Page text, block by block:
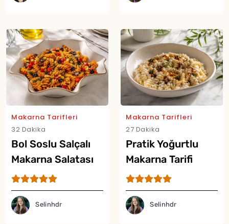
Makarna Tarifleri
32 Dakika
Bol Soslu Salçalı
Makarna Salatası
Tarifi
Selinhdr
Makarna Tarifleri
27 Dakika
Pratik Yoğurtlu
Makarna Tarifi
Selinhdr